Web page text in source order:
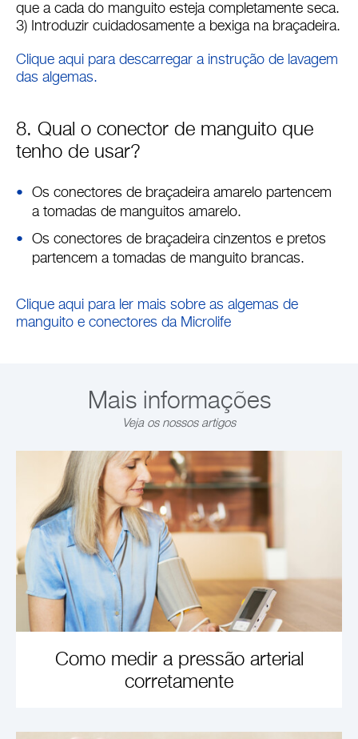
que a cada do manguito esteja completamente seca.
3) Introduzir cuidadosamente a bexiga na braçadeira.
Clique aqui para descarregar a instrução de lavagem
das algemas.
8. Qual o conector de manguito que
tenho de usar?
Os conectores de braçadeira amarelo partencem
a tomadas de manguitos amarelo.
Os conectores de braçadeira cinzentos e pretos
partencem a tomadas de manguito brancas.
Clique aqui para ler mais sobre as algemas de
manguito e conectores da Microlife
Mais informações
Veja os nossos artigos
Como medir a pressão arterial
corretamente